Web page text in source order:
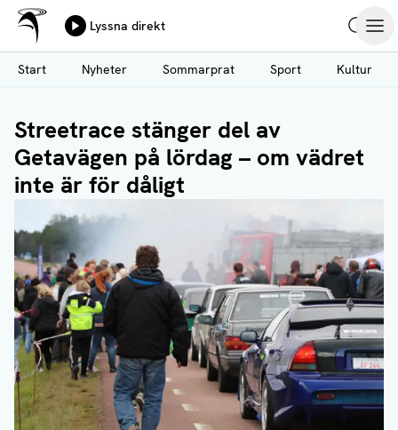
Hoppa
till
huvudinnehåll
Ålands Radio & TV
Lyssna direkt
Start
Nyheter Sommarprat Sport Kultur
Streetrace stänger del av
Getavägen på lördag – om vädret
inte är för dåligt